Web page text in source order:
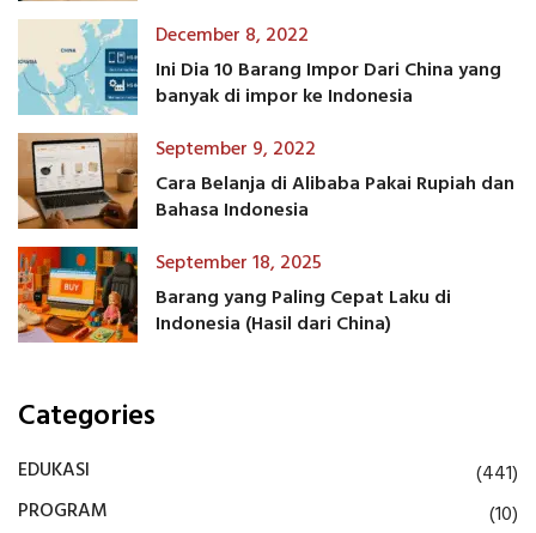
December 8, 2022
Ini Dia 10 Barang Impor Dari China yang
banyak di impor ke Indonesia
September 9, 2022
Cara Belanja di Alibaba Pakai Rupiah dan
Bahasa Indonesia
September 18, 2025
Barang yang Paling Cepat Laku di
Indonesia (Hasil dari China)
Categories
EDUKASI
(441)
PROGRAM
(10)